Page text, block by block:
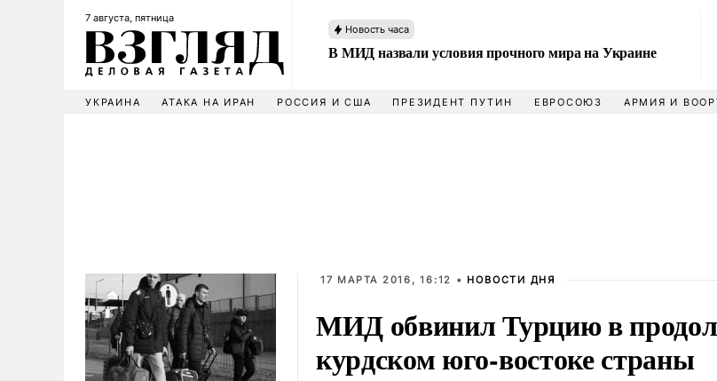
7 августа, пятница
Новость часа
В МИД назвали условия прочного мира на Украине
УКРАИНА АТАКА НА ИРАН РОССИЯ И США ПРЕЗИДЕНТ ПУТИН ЕВРОСОЮЗ АРМИЯ И
17 МАРТА 2016, 16:12 • НОВОСТИ ДНЯ
МИД обвинил Турцию в
курдском юго-востоке страны